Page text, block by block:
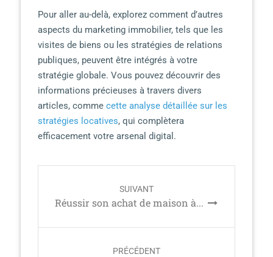
Pour aller au-delà, explorez comment d’autres
aspects du marketing immobilier, tels que les
visites de biens ou les stratégies de relations
publiques, peuvent être intégrés à votre
stratégie globale. Vous pouvez découvrir des
informations précieuses à travers divers
articles, comme cette analyse détaillée sur les
stratégies locatives, qui complètera
efficacement votre arsenal digital.
t
SUIVANT
Réussir son achat de maison à...
PRÉCÉDENT